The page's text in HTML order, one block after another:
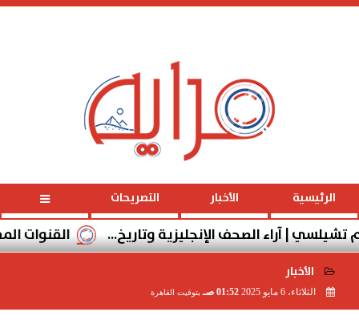
الرئيسية الأخبار التصريحات
القنوات المفتوحة | آراء الصحف الإنجليزية وتاريخ...
الأخبار
الثلاثاء، 6 مايو 2025 01:52 صـ بتوقيت القاهرة